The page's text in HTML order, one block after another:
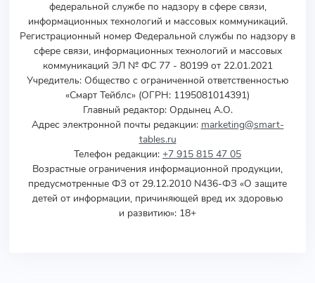
федеральной службе по надзору в сфере связи,
информационных технологий и массовых коммуникаций.
Регистрационный номер Федеральной службы по надзору в
сфере связи, информационных технологий и массовых
коммуникаций ЭЛ № ФС 77 - 80199 от 22.01.2021
Учредитель: Общество с ограниченной ответственностью
«Смарт Тейблс» (ОГРН: 1195081014391)
Главный редактор: Ордынец А.О.
Адрес электронной почты редакции: marketing@smart-
tables.ru
Телефон редакции: +7 915 815 47 05
Возрастные ограничения информационной продукции,
предусмотренные ФЗ от 29.12.2010 N436-ФЗ «О защите
детей от информации, причиняющей вред их здоровью
и развитию»: 18+